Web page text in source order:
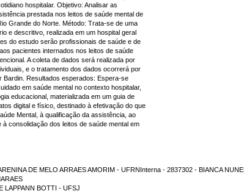
hospitalar. Objetivo: Analisar as
prestada nos leitos de saúde mental de
Grande do Norte. Método: Trata-se de uma
e descritivo, realizada em um hospital geral
do estudo serão profissionais de saúde e de
pacientes internados nos leitos de saúde
A coleta de dados será realizada por
e o tratamento dos dados ocorrerá por
Bardin. Resultados esperados: Espera-se
em saúde mental no contexto hospitalar,
educacional, materializada em um guia de
digital e físico, destinado à efetivação do que
Mental, à qualificação da assistência, ao
consolidação dos leitos de saúde mental em
DE MELO ARRAES AMORIM - UFRNInterna - 2837302 - BIANCA
LAPPANN BOTTI - UFSJ